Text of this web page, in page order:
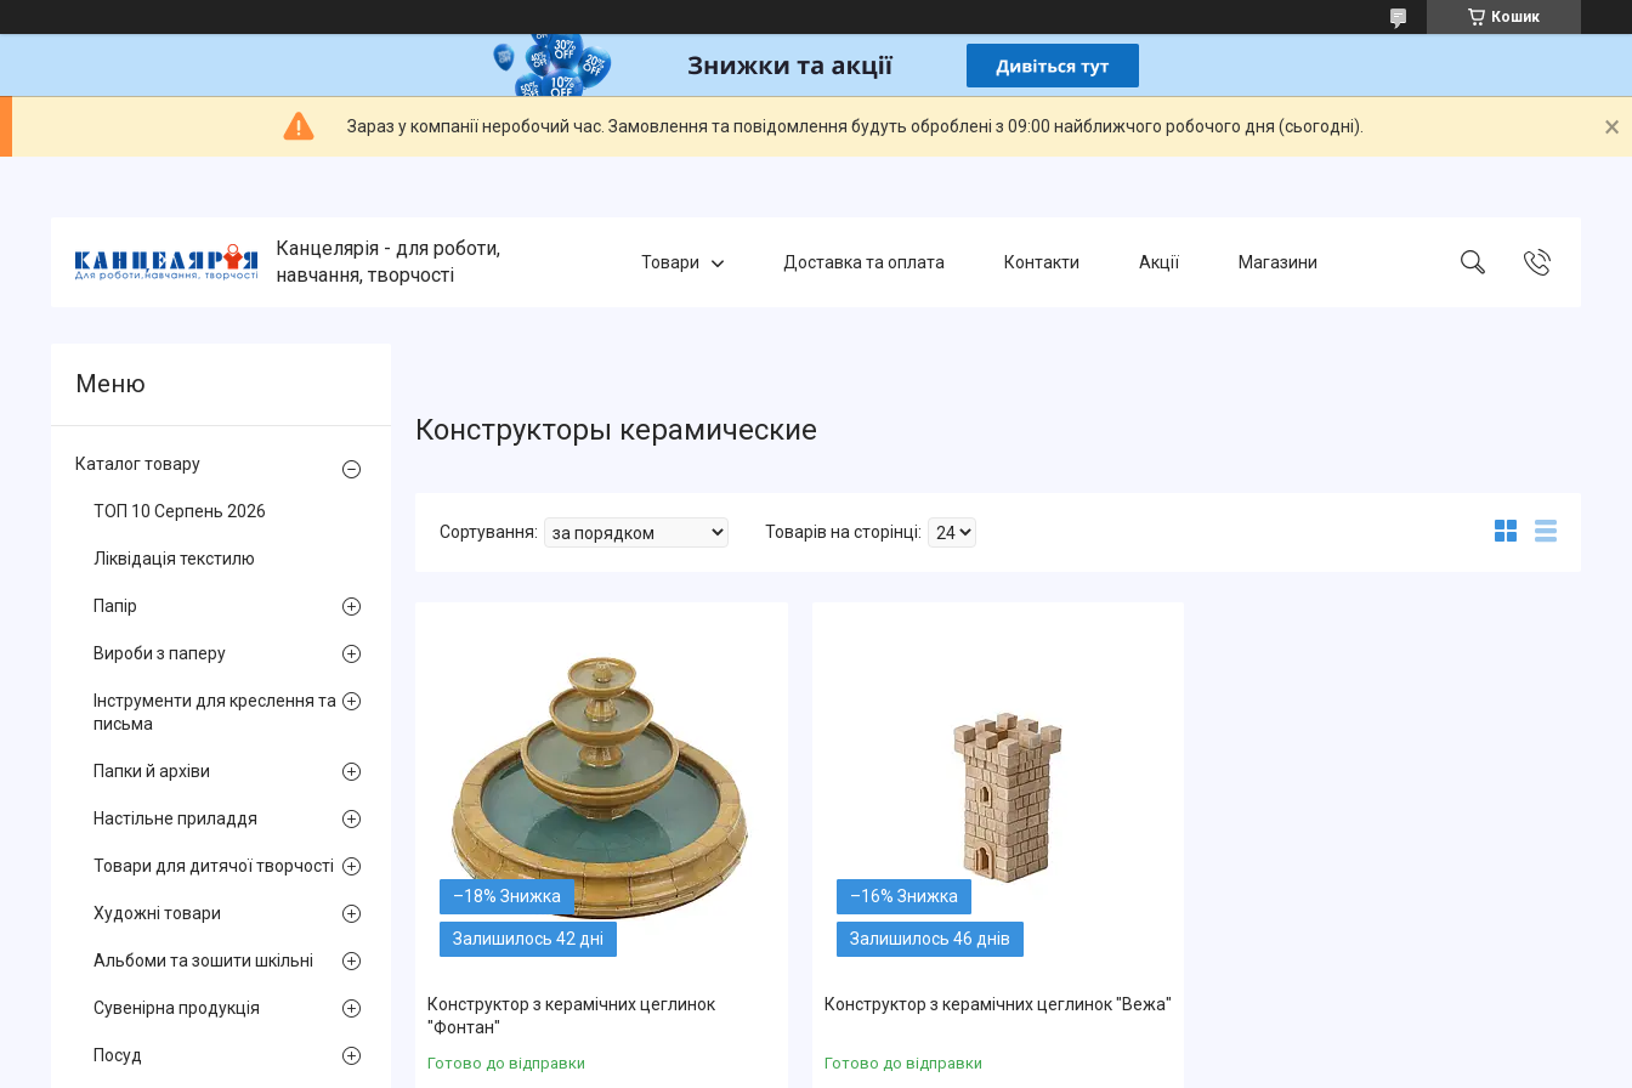
Кошик
Зараз у компанії неробочий час. Замовлення та повідомлення будуть оброблені з 09:00 найближчого робочого дня (сьогодні).
Канцелярія - для роботи,
навчання, творчості
Товари Доставка та оплата Контакти Акції Магазини
Конструкторы керамические
–18%
Залишилось 42 дні
Конструктор з керамічних цеглинок
"Фонтан"
Готово до відправки
–16%
Залишилось 46 днів
Конструктор з керамічних цеглинок "Вежа"
Готово до відправки
Каталог товару
ТОП 10 Серпень 2026
Ліквідація текстилю
Папір
Вироби з паперу
Інструменти для креслення та
письма
Папки й архіви
Настільне приладдя
Товари для дитячої творчості
Художні товари
Альбоми та зошити шкільні
Сувенірна продукція
Посуд